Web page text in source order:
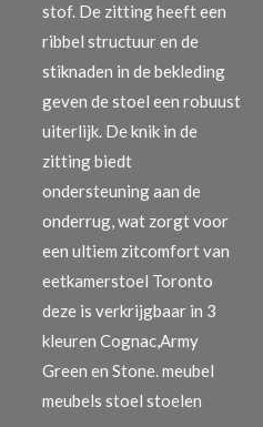
stof. De zitting heeft een
ribbel structuur en de
stiknaden in de bekleding
geven de stoel een robuust
uiterlijk. De knik in de
zitting biedt
ondersteuning aan de
onderrug, wat zorgt voor
een ultiem zitcomfort van
eetkamerstoel Toronto
deze is verkrijgbaar in 3
kleuren Cognac,Army
Green en Stone. meubel
meubels stoel stoelen